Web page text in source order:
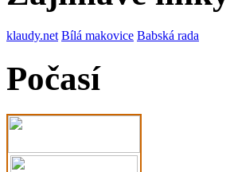
klaudy.net Bílá makovice Babská rada
Počasí